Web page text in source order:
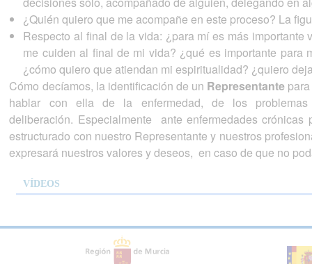
¿Quién quiero que me acompañe en este proceso? La
Respecto al final de la vida: ¿para mí es más
me cuiden al final de mi vida? ¿qué es importante
¿cómo quiero que atiendan mi espiritualidad? ¿quiero
Cómo decíamos, la identificación de un Representante
hablar con ella de la enfermedad, de los
deliberación. Especialmente ante enfermedades
estructurado con nuestro Representante y nuestros
expresará nuestros valores y deseos, en caso de que no
VÍDEOS